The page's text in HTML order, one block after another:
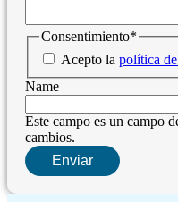
Consentimiento*
Acepto la política
Name
Este campo es un campo
cambios.